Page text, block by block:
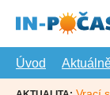
hlavní
Úvod